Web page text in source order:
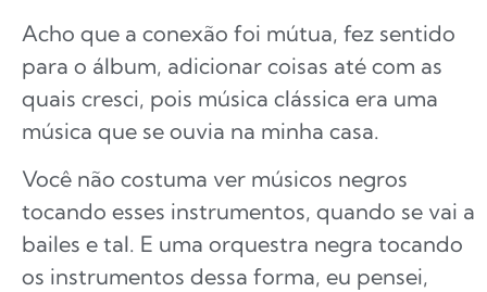
Acho que a conexão foi mútua, fez sentido
para o álbum, adicionar coisas até com as
quais cresci, pois música clássica era uma
música que se ouvia na minha casa.
Você não costuma ver músicos negros
tocando esses instrumentos, quando se vai a
bailes e tal. E uma orquestra negra tocando
os instrumentos dessa forma, eu pensei,